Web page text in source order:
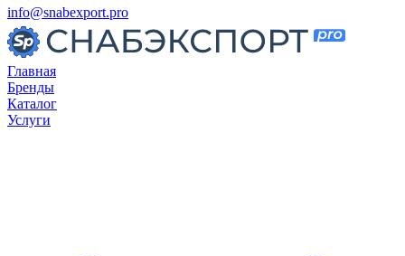
info@snabexport.pro
Главная
Бренды
Каталог
Услуги